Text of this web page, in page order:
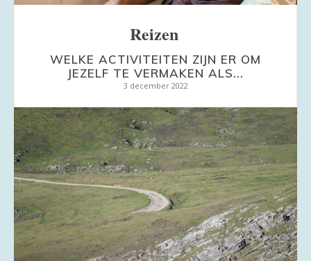
Reizen
WELKE ACTIVITEITEN ZIJN ER OM
JEZELF TE VERMAKEN ALS...
3 december 2022